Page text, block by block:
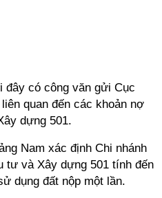
đây có công văn gửi Cục
quan đến các khoản nợ
dựng 501.
Nam xác định Chi nhánh
tư và Xây dựng 501 tính đến
dụng đất nộp một lần.